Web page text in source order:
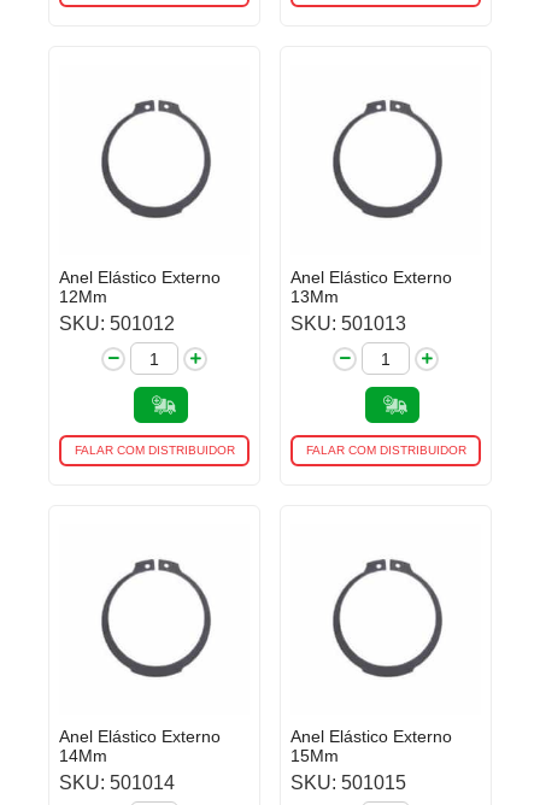
Anel Elástico Externo
12Mm
SKU: 501012
FALAR COM DISTRIBUIDOR
Anel Elástico Externo
13Mm
SKU: 501013
FALAR COM DISTRIBUIDOR
Anel Elástico Externo
14Mm
SKU: 501014
Anel Elástico Externo
15Mm
SKU: 501015